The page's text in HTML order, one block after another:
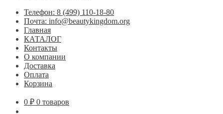
Телефон: 8 (499) 110-18-80
Почта: info@beautykingdom.org
Главная
КАТАЛОГ
Контакты
О компании
Доставка
Оплата
Корзина
0 ₽ 0 товаров